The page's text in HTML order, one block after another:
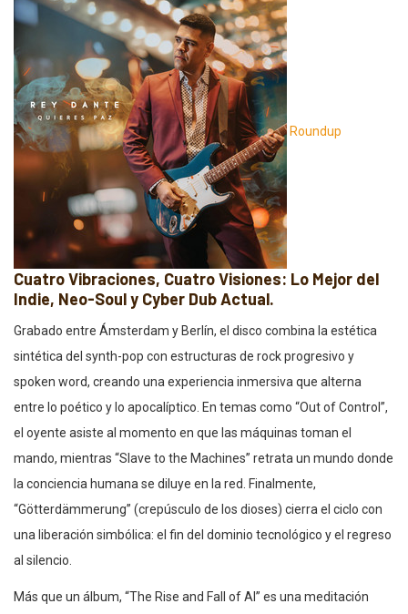
Roundup
Cuatro Vibraciones, Cuatro Visiones: Lo Mejor del
Indie, Neo-Soul y Cyber Dub Actual.
Grabado entre Ámsterdam y Berlín, el disco combina la estética
sintética del synth-pop con estructuras de rock progresivo y
spoken word, creando una experiencia inmersiva que alterna
entre lo poético y lo apocalíptico. En temas como “Out of Control”,
el oyente asiste al momento en que las máquinas toman el
mando, mientras “Slave to the Machines” retrata un mundo donde
la conciencia humana se diluye en la red. Finalmente,
“Götterdämmerung” (crepúsculo de los dioses) cierra el ciclo con
una liberación simbólica: el fin del dominio tecnológico y el regreso
al silencio.
Más que un álbum, “The Rise and Fall of AI” es una meditación